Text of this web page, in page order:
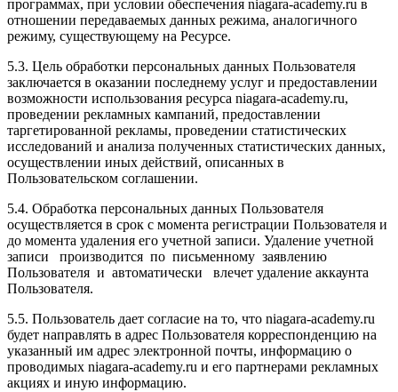
программах, при условии обеспечения niagara-academy.ru в
отношении передаваемых данных режима, аналогичного
режиму, существующему на Ресурсе.
5.3. Цель обработки персональных данных Пользователя
заключается в оказании последнему услуг и предоставлении
возможности использования ресурса niagara-academy.ru,
проведении рекламных кампаний, предоставлении
таргетированной рекламы, проведении статистических
исследований и анализа полученных статистических данных,
осуществлении иных действий, описанных в
Пользовательском соглашении.
5.4. Обработка персональных данных Пользователя
осуществляется в срок с момента регистрации Пользователя и
до момента удаления его учетной записи. Удаление учетной
записи производится по письменному заявлению
Пользователя и автоматически влечет удаление аккаунта
Пользователя.
5.5. Пользователь дает согласие на то, что niagara-academy.ru
будет направлять в адрес Пользователя корреспонденцию на
указанный им адрес электронной почты, информацию о
проводимых niagara-academy.ru и его партнерами рекламных
акциях и иную информацию.